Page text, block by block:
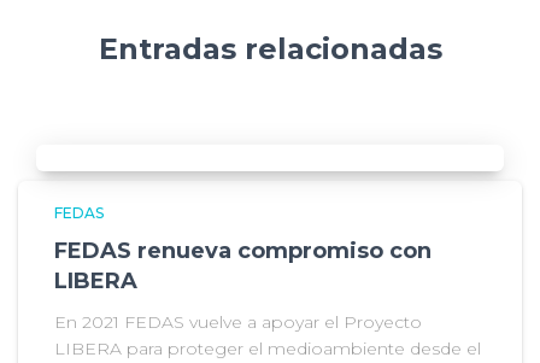
Entradas relacionadas
FEDAS
FEDAS renueva compromiso con
LIBERA
En 2021 FEDAS vuelve a apoyar el Proyecto
LIBERA para proteger el medioambiente desde el